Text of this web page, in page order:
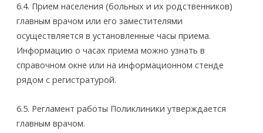
6.4. Прием населения (больных и их родственников)
главным врачом или его заместителями
осуществляется в установленные часы приема.
Информацию о часах приема можно узнать в
справочном окне или на информационном стенде
рядом с регистратурой.
6.5. Регламент работы Поликлиники утверждается
главным врачом.